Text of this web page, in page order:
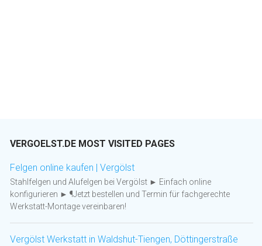
VERGOELST.DE MOST VISITED PAGES
Felgen online kaufen | Vergölst
Stahlfelgen und Alufelgen bei Vergölst ► Einfach online
konfigurieren ► ¶Jetzt bestellen und Termin für fachgerechte
Werkstatt-Montage vereinbaren!
Vergölst Werkstatt in Waldshut-Tiengen, Döttingerstraße